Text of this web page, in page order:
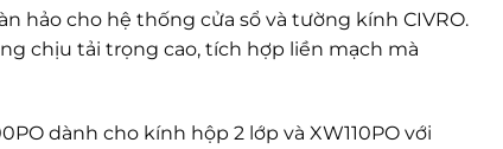
hảo cho hệ thống cửa sổ và tường kính CIVRO.
chịu tải trọng cao, tích hợp liền mạch mà
dành cho kính hộp 2 lớp và XW110PO với